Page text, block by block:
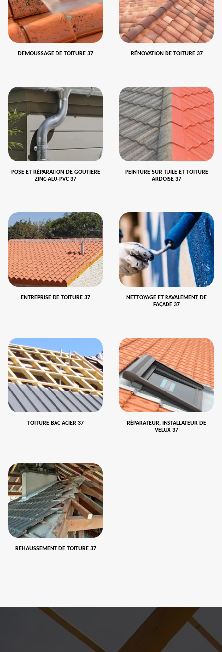
DEMOUSSAGE DE TOITURE 37 RÉNOVATION DE TOITURE 37
POSE ET RÉPARATION DE GOUTIERE
ZINC-ALU-PVC 37
PEINTURE SUR TUILE ET TOITURE
ARDOISE 37
ENTREPRISE DE TOITURE 37
NETTOYAGE ET RAVALEMENT DE
FAÇADE 37
TOITURE BAC ACIER 37
RÉPARATEUR, INSTALLATEUR DE
VELUX 37
REHAUSSEMENT DE TOITURE 37